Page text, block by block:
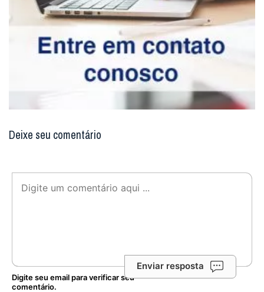
Deixe seu comentário
Enviar resposta
Digite seu email para verificar seu
comentário.